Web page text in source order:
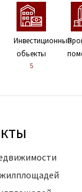
Инвестиционные
обьекты
5